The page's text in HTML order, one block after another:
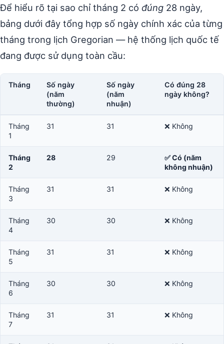
Để hiểu rõ tại sao chỉ tháng 2 có đúng 28 ngày,
bảng dưới đây tổng hợp số ngày chính xác của từng
tháng trong lịch Gregorian — hệ thống lịch quốc tế
đang được sử dụng toàn cầu:
Tháng
Số ngày
(năm
thường)
Số ngày
(năm
nhuận)
Có đúng 28
ngày không?
Tháng
1
31 31 ❌ Không
Tháng
2
28 29
✅ Có (năm
không nhuận)
Tháng
3
31 31 ❌ Không
Tháng
4
30 30 ❌ Không
Tháng
5
31 31 ❌ Không
Tháng
6
30 30 ❌ Không
Tháng
7
31 31 ❌ Không